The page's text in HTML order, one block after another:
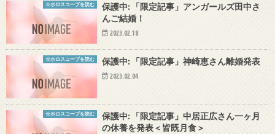
☆ホロスコープを読む
保護中: 「限定記事」アンガールズ田中さ
んご結婚！
2023.02.18
☆ホロスコープを読む 保護中: 「限定記事」神崎恵さん離婚発表
2023.02.04
☆ホロスコープを読む
保護中: 「限定記事」中居正広さん一ヶ月
の休養を発表＜皆既月食＞